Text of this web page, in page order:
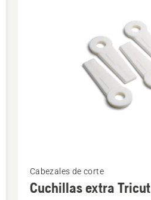
más
detalles
Cabezales de corte
Cuchillas extra Tricut